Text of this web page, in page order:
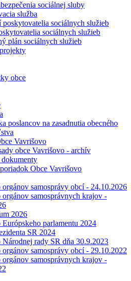
sociálnej sluby
služba
poskytovatelia sociálnych služieb
sociálnych služieb
plán sociálnych služieb
obce
poslancov na zasadnutia obecného
Vavrišovo
obce Vavrišovo - archív
Obce Vavrišovo
samosprávy obcí - 24.10.2026
samosprávnych krajov -
2026
parlamentu 2024
SR 2024
rady SR dňa 30.9.2023
samosprávy obcí - 29.10.2022
samosprávnych krajov -